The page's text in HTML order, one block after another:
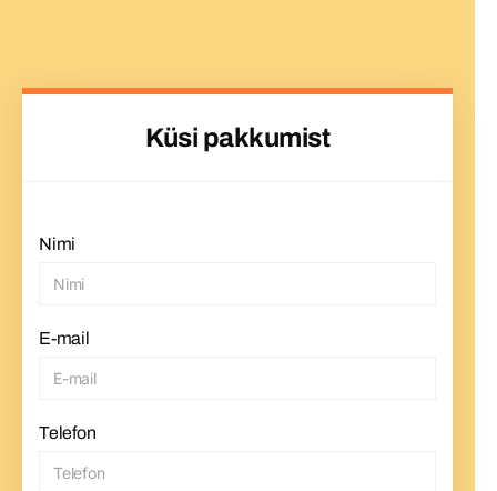
Küsi pakkumist
Nimi
E-mail
Telefon